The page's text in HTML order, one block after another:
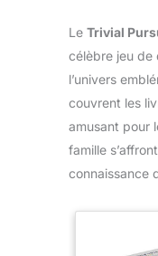
Le Trivial
célèbre jeu de
l’univers
couvrent les
amusant pour
famille
connaissance